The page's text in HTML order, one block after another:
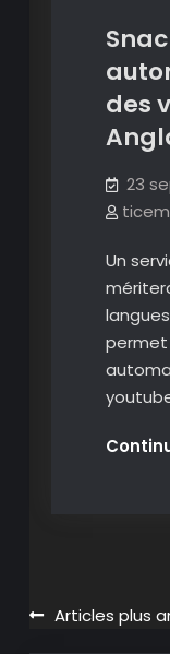
des
23
Un
permet
Articles plus